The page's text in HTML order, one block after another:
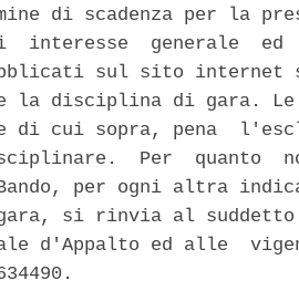
di scadenza per la
interesse  generale  ed
sul sito internet
la disciplina di gara. Le
di cui sopra, pena
Per  quanto
per ogni altra
si rinvia al
d'Appalto ed alle